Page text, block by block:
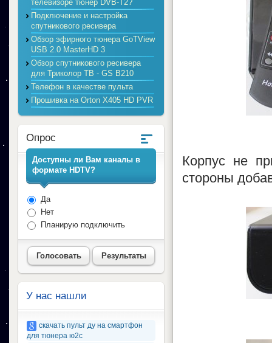
Корпус не
стороны
телевизоре тюнер DVB-T2?
Подключение и настройка
спутникового ресивера
Обзор эфирного тюнера GoTView
USB 2.0 MasterHD 3
Обзор спутникового ресивера
для Триколор ТВ - GS B210
Телефон в качестве пульта
Прошивка на Orton X405 HD PVR
Опрос
Доступны ли Вам каналы в
формате HDTV?
Да
Нет
Планирую подключить
Голосовать Результаты
У нас нашли
скачать пульт ду на смартфон
для тюнера ю2с